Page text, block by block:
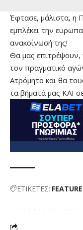
Έφτασε, μάλιστα, η
εμπλέκει την
ανακοίνωσή της!
Θα μας επιτρέψουν,
τον πραγματικό
Ατρόμητο και θα
τα βήματά μας ΚΑΙ
ΕΤΙΚΕΤΕΣ: